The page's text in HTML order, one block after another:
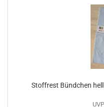
Stoffrest Bündchen